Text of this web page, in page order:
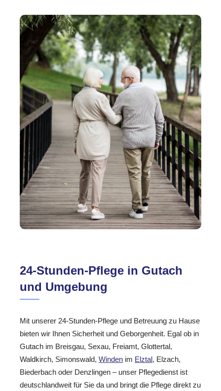
24-Stunden-Pflege in Gutach
und Umgebung
Mit unserer 24-Stunden-Pflege und Betreuung zu Hause
bieten wir Ihnen Sicherheit und Geborgenheit. Egal ob in
Gutach im Breisgau, Sexau, Freiamt, Glottertal,
Waldkirch, Simonswald, Winden im Elztal, Elzach,
Biederbach oder Denzlingen – unser Pflegedienst ist
deutschlandweit für Sie da und bringt die Pflege direkt zu